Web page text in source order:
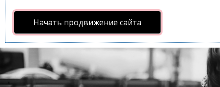
Начать продвижение сайта